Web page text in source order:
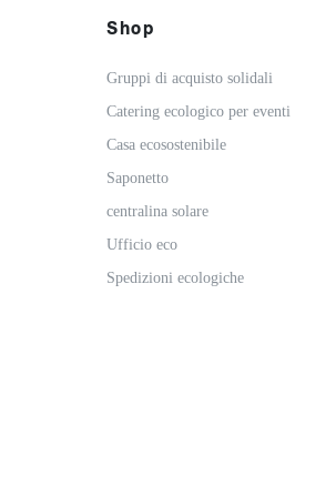
Shop
Gruppi di acquisto solidali
Catering ecologico per eventi
Casa ecosostenibile
Saponetto
centralina solare
Ufficio eco
Spedizioni ecologiche